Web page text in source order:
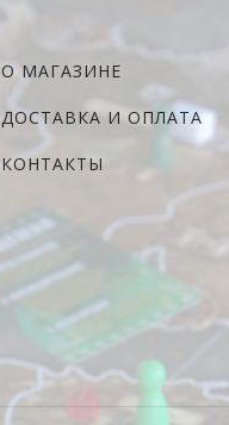
О МАГАЗИНЕ
ДОСТАВКА И ОПЛАТА
КОНТАКТЫ